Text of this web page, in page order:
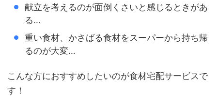
献立を考えるのが面倒くさいと感じるときがあ
る…
重い食材、かさばる食材をスーパーから持ち帰
るのが大変…
こんな方におすすめしたいのが食材宅配サービスで
す！